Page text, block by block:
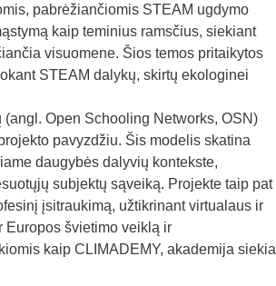
pabrėžiančiomis STEAM ugdymo
kaip teminius ramsčius, siekiant
visuomene. Šios temos pritaikytos
STEAM dalykų, skirtų ekologinei
Open Schooling Networks, OSN)
pavyzdžiu. Šis modelis skatina
daugybės dalyvių kontekste,
subjektų sąveiką. Projekte taip pat
įsitraukimą, užtikrinant virtualaus ir
švietimo veiklą ir
kaip CLIMADEMY, akademija siekia